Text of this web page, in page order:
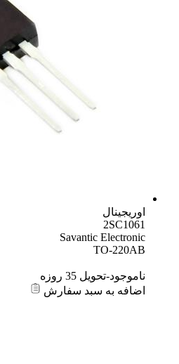
اوریجینال
2SC1061
Savantic Electronic
TO-220AB
ناموجود-تحویل 35 روزه
اضافه به سبد سفارش